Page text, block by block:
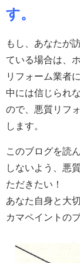
す。
もし、あなたが
ている場合は、
リフォーム業者
中には信じられ
ので、悪質リフ
します。
このブログを読
しないよう、悪
ただきたい！
あなた自身と大
カマペイントの